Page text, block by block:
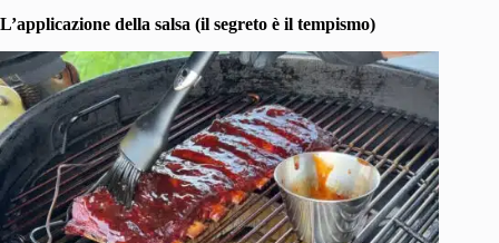
L’applicazione della salsa (il segreto è il tempismo)